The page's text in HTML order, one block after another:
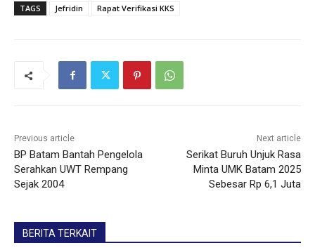
TAGS Jefridin Rapat Verifikasi KKS
Previous article
BP Batam Bantah Pengelola
Serahkan UWT Rempang
Sejak 2004
Next article
Serikat Buruh Unjuk Rasa
Minta UMK Batam 2025
Sebesar Rp 6,1 Juta
BERITA TERKAIT